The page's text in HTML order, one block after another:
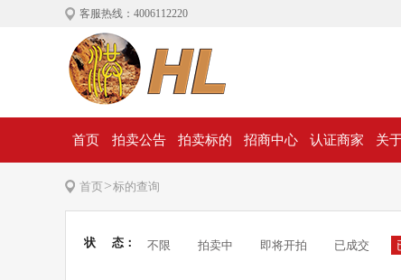
客服热线：4006112220
首页 拍卖公告 拍卖标的 招商中心 认证商家 关
首页>标的查询
状 态： 不限 拍卖中 即将开拍 已成交